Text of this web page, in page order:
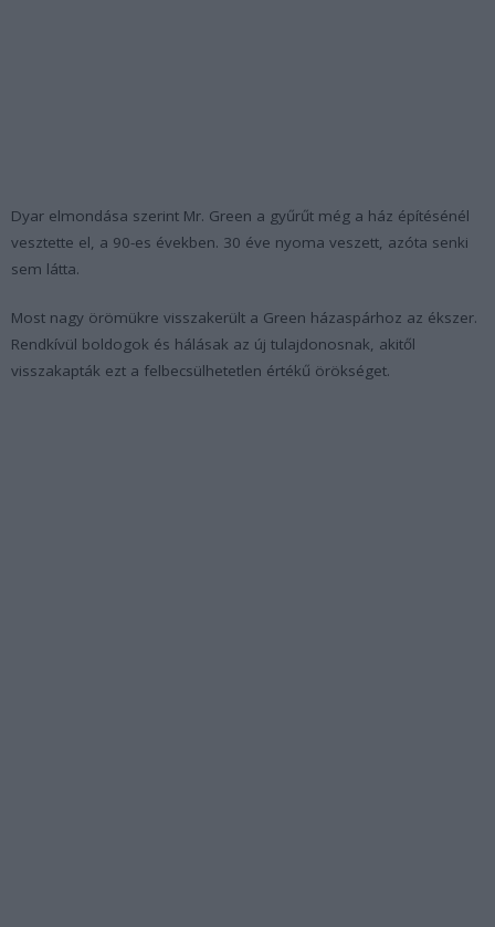
Dyar elmondása szerint Mr. Green a gyűrűt még a ház építésénél
vesztette el, a 90-es években. 30 éve nyoma veszett, azóta senki
sem látta.
Most nagy örömükre visszakerült a Green házaspárhoz az ékszer.
Rendkívül boldogok és hálásak az új tulajdonosnak, akitől
visszakapták ezt a felbecsülhetetlen értékű örökséget.